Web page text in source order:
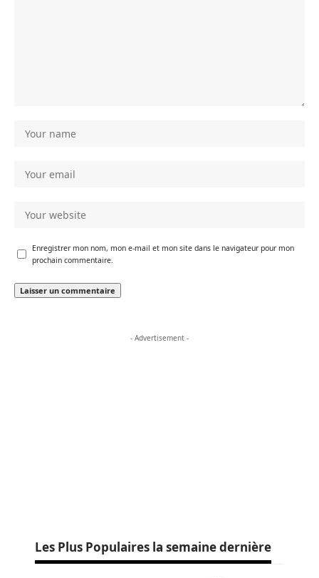
Enregistrer mon nom, mon e-mail et mon site dans le navigateur pour mon
prochain commentaire.
- Advertisement -
Les Plus Populaires la semaine dernière